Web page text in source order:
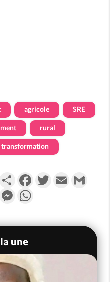
agricole SRE
rural
transformation
PartagerFacebookTwitterEmail
Messenger
une